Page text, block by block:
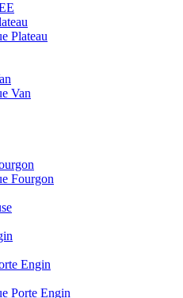
Plateau
Van
Fourgon
Engin
Porte Engin